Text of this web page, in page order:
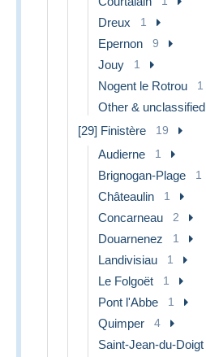
Dreux 1
Epernon 9
Jouy 1
Nogent le Rotrou 1
Other & unclassified
[29] Finistère 19
Audierne 1
Brignogan-Plage 1
Châteaulin 1
Concarneau 2
Douarnenez 1
Landivisiau 1
Le Folgoët 1
Pont l'Abbe 1
Quimper 4
Saint-Jean-du-Doigt